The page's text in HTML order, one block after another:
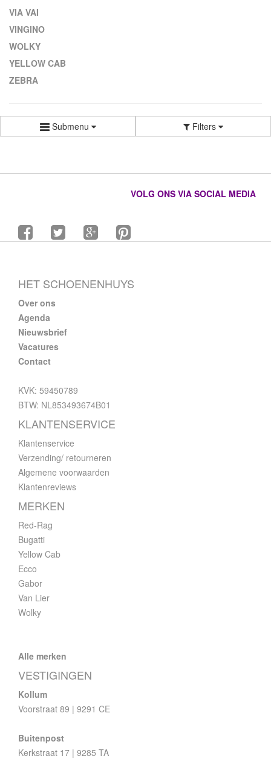
VIA VAI
VINGINO
WOLKY
YELLOW CAB
ZEBRA
Submenu Filters
VOLG ONS VIA SOCIAL MEDIA
HET SCHOENENHUYS
Over ons
Agenda
Nieuwsbrief
Vacatures
Contact
KVK: 59450789
BTW: NL853493674B01
KLANTENSERVICE
Klantenservice
Verzending/ retourneren
Algemene voorwaarden
Klantenreviews
MERKEN
Red-Rag
Bugatti
Yellow Cab
Ecco
Gabor
Van Lier
Wolky
Alle merken
VESTIGINGEN
Kollum
Voorstraat 89 | 9291 CE
Buitenpost
Kerkstraat 17 | 9285 TA